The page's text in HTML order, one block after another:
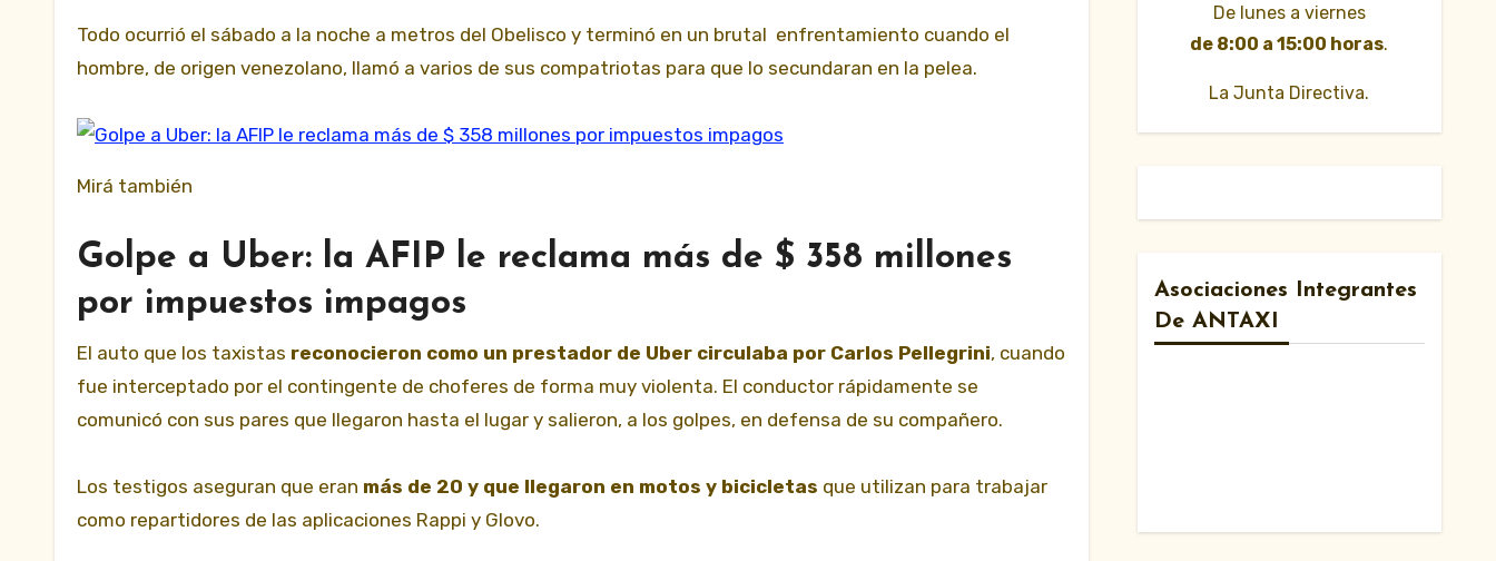
Todo ocurrió el sábado a la noche a metros del Obelisco y terminó en un brutal enfrentamiento cuando el
hombre, de origen venezolano, llamó a varios de sus compatriotas para que lo secundaran en la pelea.
Mirá también
Golpe a Uber: la AFIP le reclama más de $ 358 millones
por impuestos impagos
El auto que los taxistas reconocieron como un prestador de Uber circulaba por Carlos Pellegrini, cuando
fue interceptado por el contingente de choferes de forma muy violenta. El conductor rápidamente se
comunicó con sus pares que llegaron hasta el lugar y salieron, a los golpes, en defensa de su compañero.
Los testigos aseguran que eran más de 20 y que llegaron en motos y bicicletas que utilizan para trabajar
como repartidores de las aplicaciones Rappi y Glovo.
De lunes a viernes
de 8:00 a 15:00 horas.
La Junta Directiva.
Asociaciones Integrantes
De ANTAXI